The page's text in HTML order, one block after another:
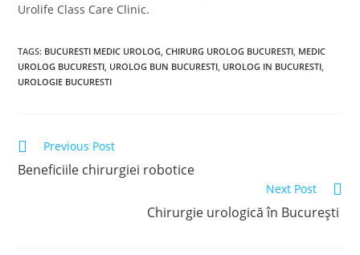
Urolife Class Care Clinic.
TAGS: BUCURESTI MEDIC UROLOG CHIRURG UROLOG BUCURESTI MEDIC
UROLOG BUCURESTI UROLOG BUN BUCURESTI UROLOG IN BUCURESTI
UROLOGIE BUCURESTI
Read
articles
Previous Post
Beneficiile chirurgiei robotice
Next Post
Chirurgie urologică în București